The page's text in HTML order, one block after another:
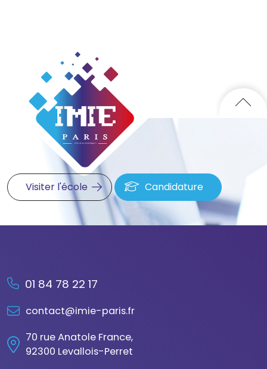
Visiter l'école Candidature
01 84 78 22 17
contact@imie-paris.fr
70 rue Anatole France,
92300 Levallois-Perret